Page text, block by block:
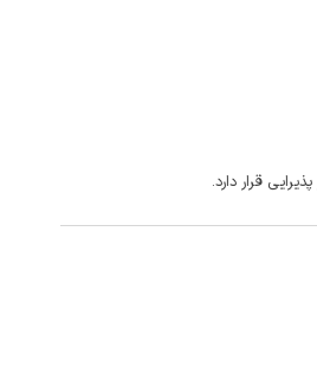
قرار دارد.